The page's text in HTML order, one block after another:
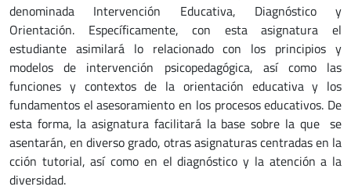
denominada Intervención Educativa, Diagnóstico y
Orientación. Específicamente, con esta asignatura el
estudiante asimilará lo relacionado con los principios y
modelos de intervención psicopedagógica, así como las
funciones y contextos de la orientación educativa y los
fundamentos el asesoramiento en los procesos educativos. De
esta forma, la asignatura facilitará la base sobre la que se
asentarán, en diverso grado, otras asignaturas centradas en la
cción tutorial, así como en el diagnóstico y la atención a la
diversidad.